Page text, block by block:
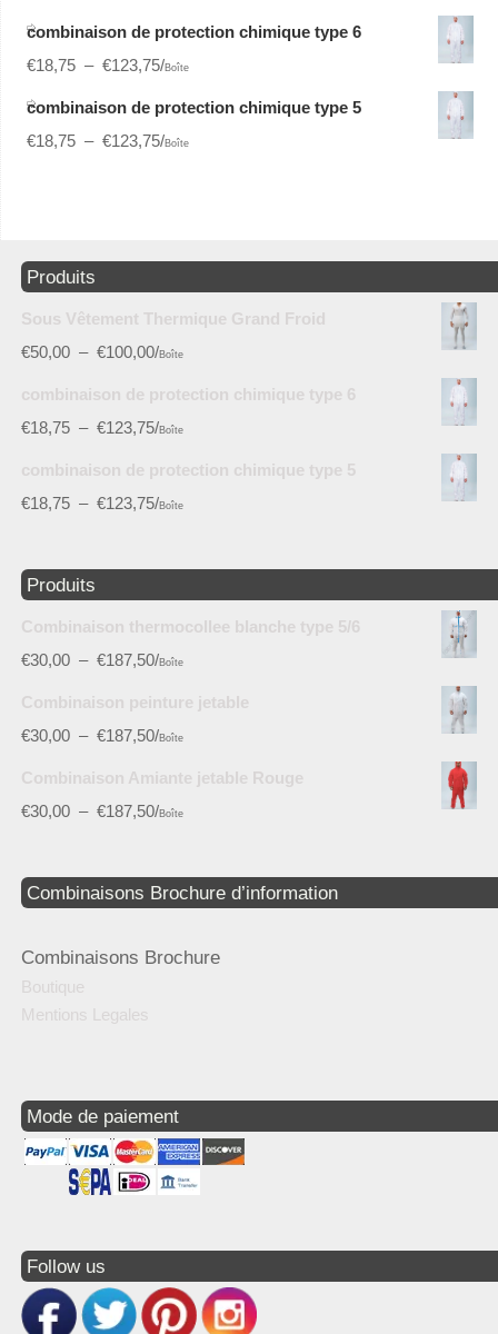
combinaison de protection chimique type 6
€18,75 – €123,75/Boîte
combinaison de protection chimique type 5
€18,75 – €123,75/Boîte
Produits
Sous Vêtement Thermique Grand Froid
€50,00 – €100,00/Boîte
combinaison de protection chimique type 6
€18,75 – €123,75/Boîte
combinaison de protection chimique type 5
€18,75 – €123,75/Boîte
Produits
Combinaison thermocollee blanche type 5/6
€30,00 – €187,50/Boîte
Combinaison peinture jetable
€30,00 – €187,50/Boîte
Combinaison Amiante jetable Rouge
€30,00 – €187,50/Boîte
Combinaisons Brochure d’information
Combinaisons Brochure
Boutique
Mentions Legales
Mode de paiement
Follow us